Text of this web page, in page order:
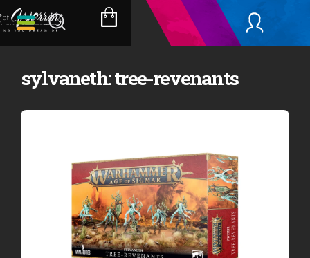
Přejít
na
obsah
NÁKUPNÍ
KOŠÍK
sylvaneth: tree-revenants